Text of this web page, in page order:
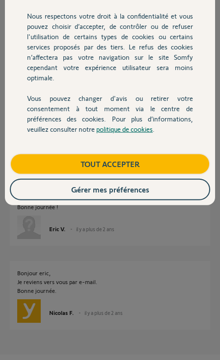
Chauffage
Autres produits
Devis avec un pro
Contact
Réponses
Bonjour
Laissez ici le n° à 6 chiffres de la centrale. Ce numéro commence par 5
ou 6. Vous le trouverez en tête de la liste des éléments ou sur l’étiquette
sous-domaine par email.
Bonne journée !
Jean-Luc B. il y a plus de 2 ans
Bonjour,
Merci.
Bonne journée !
Eric V. il y a plus de 2 ans
Bonjour eric,
Je reviens vers vous par e-mail.
Bonne journée.
Nicolas F. il y a plus de 2 ans
Nous respectons votre droit à la confidentialité et vous
pouvez choisir d’accepter, de contrôler ou de refuser
l'utilisation de certains types de cookies ou certains
services proposés par des tiers. Le refus des cookies
n’affectera pas votre navigation sur le site Somfy
cependant votre expérience utilisateur sera moins
optimale.
Vous pouvez changer d'avis ou retirer votre
consentement à tout moment via le centre de
préférences des cookies. Pour plus d’informations,
veuillez consulter notre politique de cookies
TOUT ACCEPTER
Gérer mes préférences